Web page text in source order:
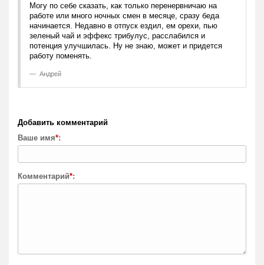
Могу по себе сказать, как только перенервничаю на
работе или много ночных смен в месяце, сразу беда
начинается. Недавно в отпуск ездил, ем орехи, пью
зеленый чай и эффекс трибулус, расслабился и
потенция улучшилась. Ну не знаю, может и придется
работу поменять.
Андрей
Добавить комментарий
Ваше имя*:
Комментарий*: